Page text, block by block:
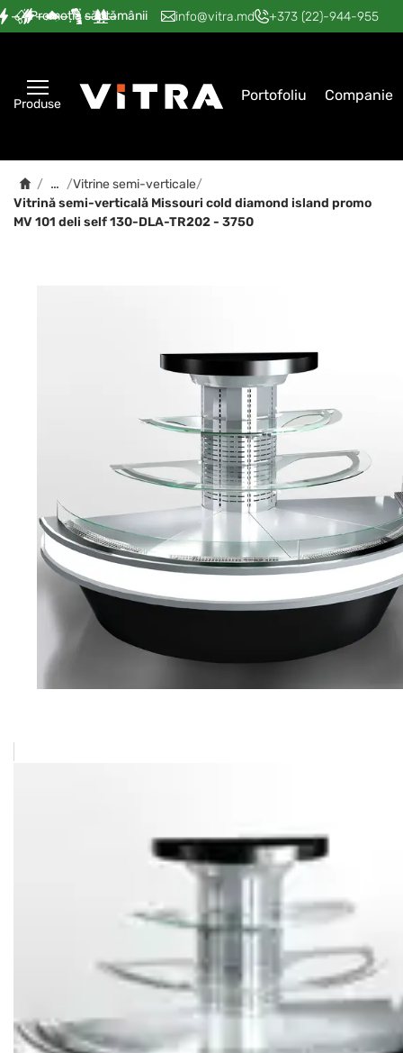
Promoția săptămânii
— — — — — info@vitra.md +373 (22)-944-955
Produse Portofoliu Companie
/ … /Vitrine semi-verticale/
Vitrină semi-verticală Мissouri cold diamond island promo
MV 101 deli self 130-DLA-TR202 - 3750